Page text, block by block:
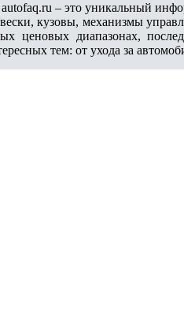
– это уникальный
кузовы, механизмы
ценовых диапазонах,
тем: от ухода за